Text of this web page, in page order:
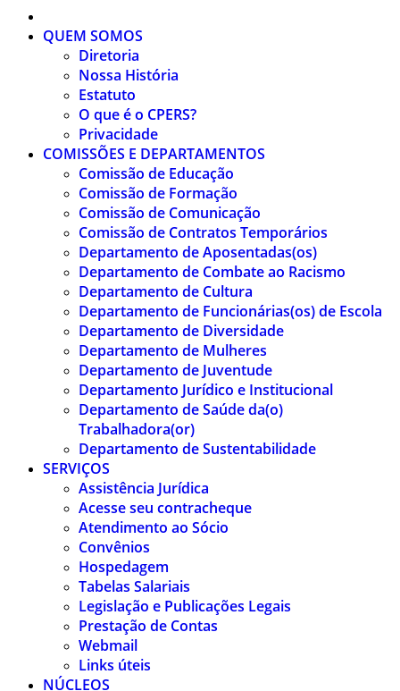
QUEM SOMOS
Diretoria
Nossa História
Estatuto
O que é o CPERS?
Privacidade
COMISSÕES E DEPARTAMENTOS
Comissão de Educação
Comissão de Formação
Comissão de Comunicação
Comissão de Contratos Temporários
Departamento de Aposentadas(os)
Departamento de Combate ao Racismo
Departamento de Cultura
Departamento de Funcionárias(os) de Escola
Departamento de Diversidade
Departamento de Mulheres
Departamento de Juventude
Departamento Jurídico e Institucional
Departamento de Saúde da(o)
Trabalhadora(or)
Departamento de Sustentabilidade
SERVIÇOS
Assistência Jurídica
Acesse seu contracheque
Atendimento ao Sócio
Convênios
Hospedagem
Tabelas Salariais
Legislação e Publicações Legais
Prestação de Contas
Webmail
Links úteis
NÚCLEOS